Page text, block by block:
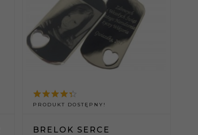
PRODUKT DOSTĘPNY!
BRELOK SERCE